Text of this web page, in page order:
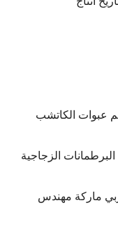
عبوات الكاتشب
الزجاجية
ماركة مهندس